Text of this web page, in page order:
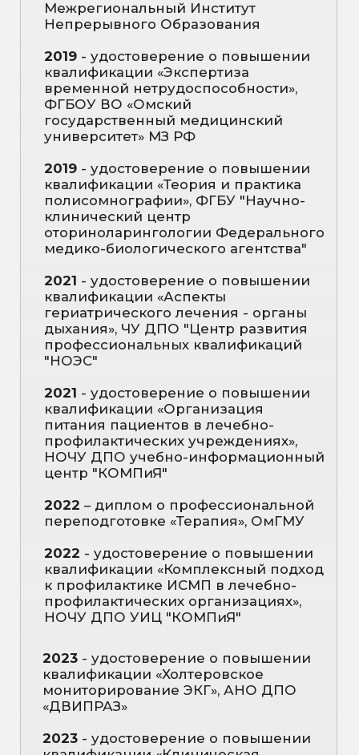
2023 - удостоверение о повышении
ДПО «УПОиР»
- удостоверение о повышении
квалификации «Функциональная
диагностика», ООО "ЦСО "Проф-
Лидер"
2024- удостоверение о повышении
временной нетрудоспособности»,
ООО "ЦСО "Проф-Лидер"
2024– удостоверение о повышении
квалификации «Интегративная и
клиническая нутрициология», ООО
«Профстандарт»
2024- удостоверение о повышении
диагностика», ООО ЦСО «Проф-
Лидер»
2024 - удостоверение о повышении
квалификации «Экспертиза
временной нетрудоспособности»,
ООО ЦСО «Проф-Лидер»
2025 - удостоверение о повышении
медицинской помощи», ООО ЦСО
«Проф-Лидер»
Сведения по переподготовке и
повышение квалификации:
Аккредитация по специальности
и общественное здоровье» до
26.12.2027 г.